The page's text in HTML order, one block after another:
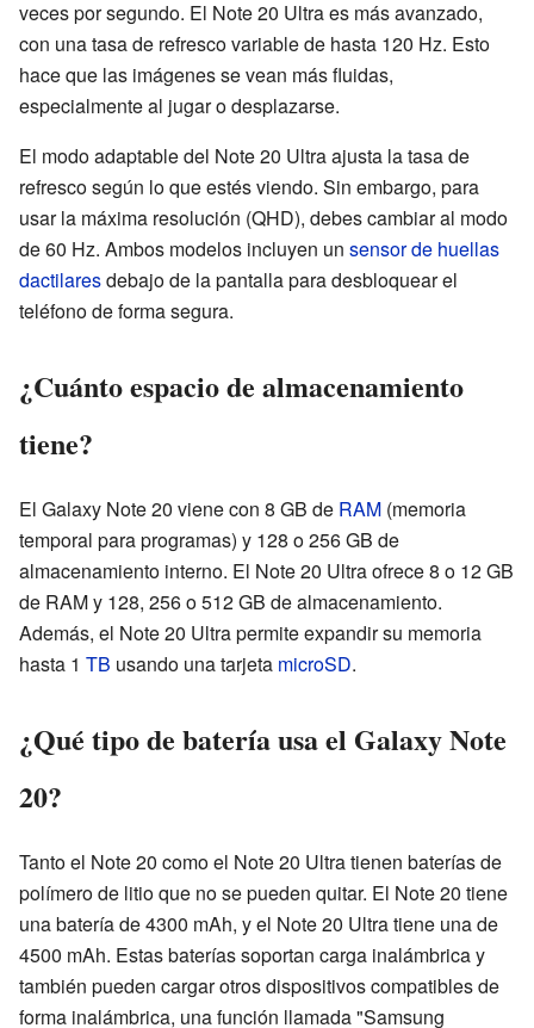
veces por segundo. El Note 20 Ultra es más avanzado,
con una tasa de refresco variable de hasta 120 Hz. Esto
hace que las imágenes se vean más fluidas,
especialmente al jugar o desplazarse.
El modo adaptable del Note 20 Ultra ajusta la tasa de
refresco según lo que estés viendo. Sin embargo, para
usar la máxima resolución (QHD), debes cambiar al modo
de 60 Hz. Ambos modelos incluyen un sensor de huellas
dactilaresdebajo de la pantalla para desbloquear el
teléfono de forma segura.
¿Cuánto espacio de almacenamiento
tiene?
El Galaxy Note 20 viene con 8 GB de RAM (memoria
temporal para programas) y 128 o 256 GB de
almacenamiento interno. El Note 20 Ultra ofrece 8 o 12 GB
de RAM y 128, 256 o 512 GB de almacenamiento.
Además, el Note 20 Ultra permite expandir su memoria
hasta 1 TB usando una tarjeta microSD.
¿Qué tipo de batería usa el Galaxy Note
20?
Tanto el Note 20 como el Note 20 Ultra tienen baterías de
polímero de litio que no se pueden quitar. El Note 20 tiene
una batería de 4300 mAh, y el Note 20 Ultra tiene una de
4500 mAh. Estas baterías soportan carga inalámbrica y
también pueden cargar otros dispositivos compatibles de
forma inalámbrica, una función llamada "Samsung